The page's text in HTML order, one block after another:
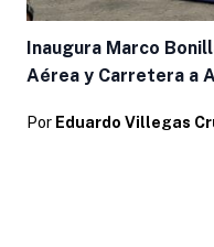
Inaugura Marco
Aérea y Carretera a
Por Eduardo Villegas